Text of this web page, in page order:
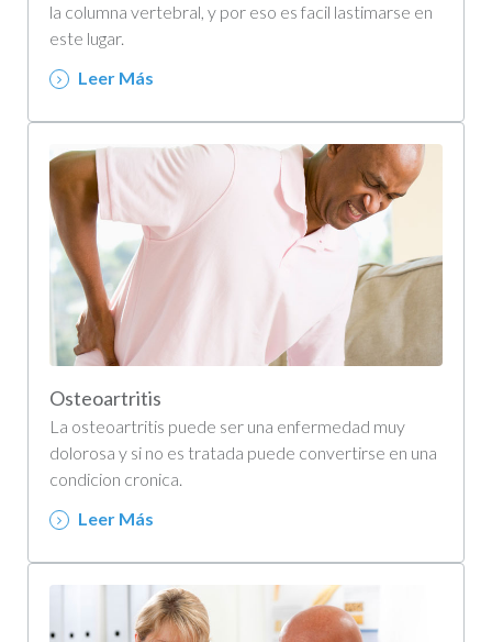
la columna vertebral, y por eso es facil lastimarse en
este lugar.
Leer Más
Osteoartritis
La osteoartritis puede ser una enfermedad muy
dolorosa y si no es tratada puede convertirse en una
condicion cronica.
Leer Más